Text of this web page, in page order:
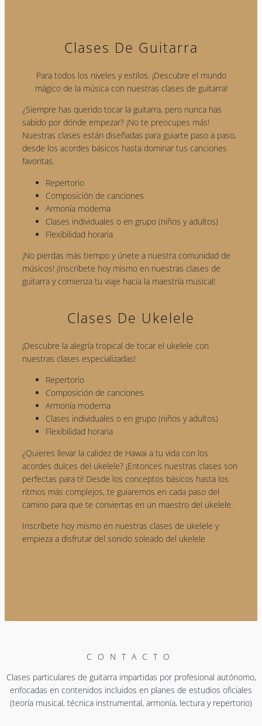
Clases De Guitarra
Para todos los niveles y estilos. ¡Descubre el mundo
mágico de la música con nuestras clases de guitarra!
¿Siempre has querido tocar la guitarra, pero nunca has
sabido por dónde empezar? ¡No te preocupes más!
Nuestras clases están diseñadas para guiarte paso a paso,
desde los acordes básicos hasta dominar tus canciones
favoritas.
Repertorio
Composición de canciones
Armonía moderna
Clases individuales o en grupo (niños y adultos)
Flexibilidad horaria
¡No pierdas más tiempo y únete a nuestra comunidad de
músicos! ¡Inscríbete hoy mismo en nuestras clases de
guitarra y comienza tu viaje hacia la maestría musical!
Clases De Ukelele
¡Descubre la alegría tropical de tocar el ukelele con
nuestras clases especializadas!
Repertorio
Composición de canciones
Armonía moderna
Clases individuales o en grupo (niños y adultos)
Flexibilidad horaria
¿Quieres llevar la calidez de Hawai a tu vida con los
acordes dulces del ukelele? ¡Entonces nuestras clases son
perfectas para ti! Desde los conceptos básicos hasta los
ritmos más complejos, te guiaremos en cada paso del
camino para que te conviertas en un maestro del ukelele.
Inscríbete hoy mismo en nuestras clases de ukelele y
empieza a disfrutar del sonido soleado del ukelele
CONTACTO
Clases particulares de guitarra impartidas por profesional autónomo,
enfocadas en contenidos incluidos en planes de estudios oficiales
(teoría musical, técnica instrumental, armonía, lectura y repertorio)